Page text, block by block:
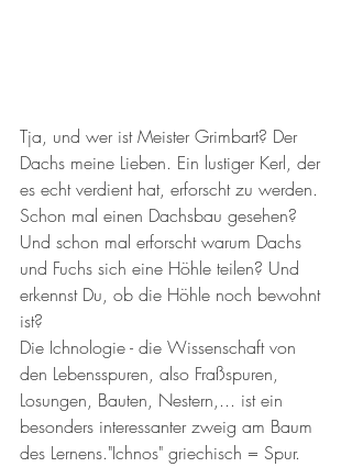
Tja, und wer ist Meister Grimbart? Der
Dachs meine Lieben. Ein lustiger Kerl, der
es echt verdient hat, erforscht zu werden.
Schon mal einen Dachsbau gesehen?
Und schon mal erforscht warum Dachs
und Fuchs sich eine Höhle teilen? Und
erkennst Du, ob die Höhle noch bewohnt
ist?
Die Ichnologie - die Wissenschaft von
den Lebensspuren, also Fraßspuren,
Losungen, Bauten, Nestern,... ist ein
besonders interessanter zweig am Baum
des Lernens."Ichnos" griechisch = Spur.